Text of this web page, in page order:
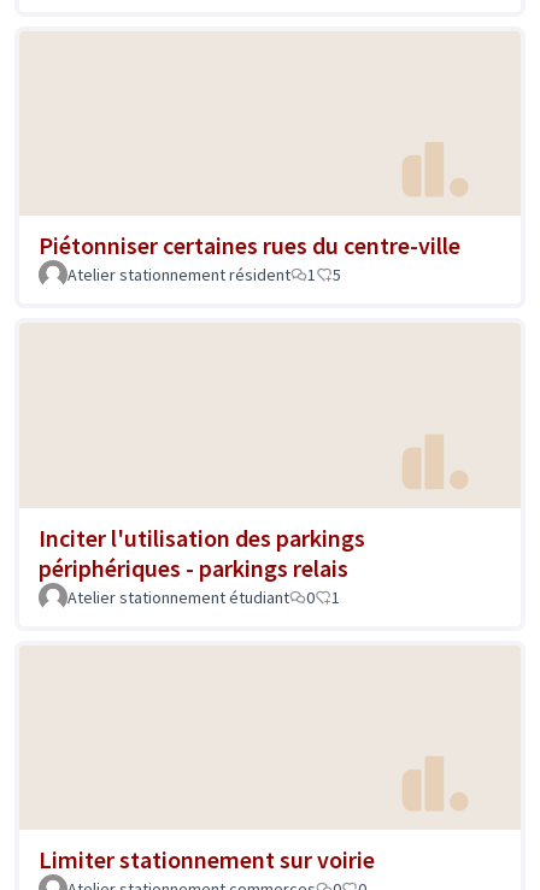
Piétonniser certaines rues du centre-ville
Atelier stationnement résident 1 5
Inciter l'utilisation des parkings
périphériques - parkings relais
Atelier stationnement étudiant 0 1
Limiter stationnement sur voirie